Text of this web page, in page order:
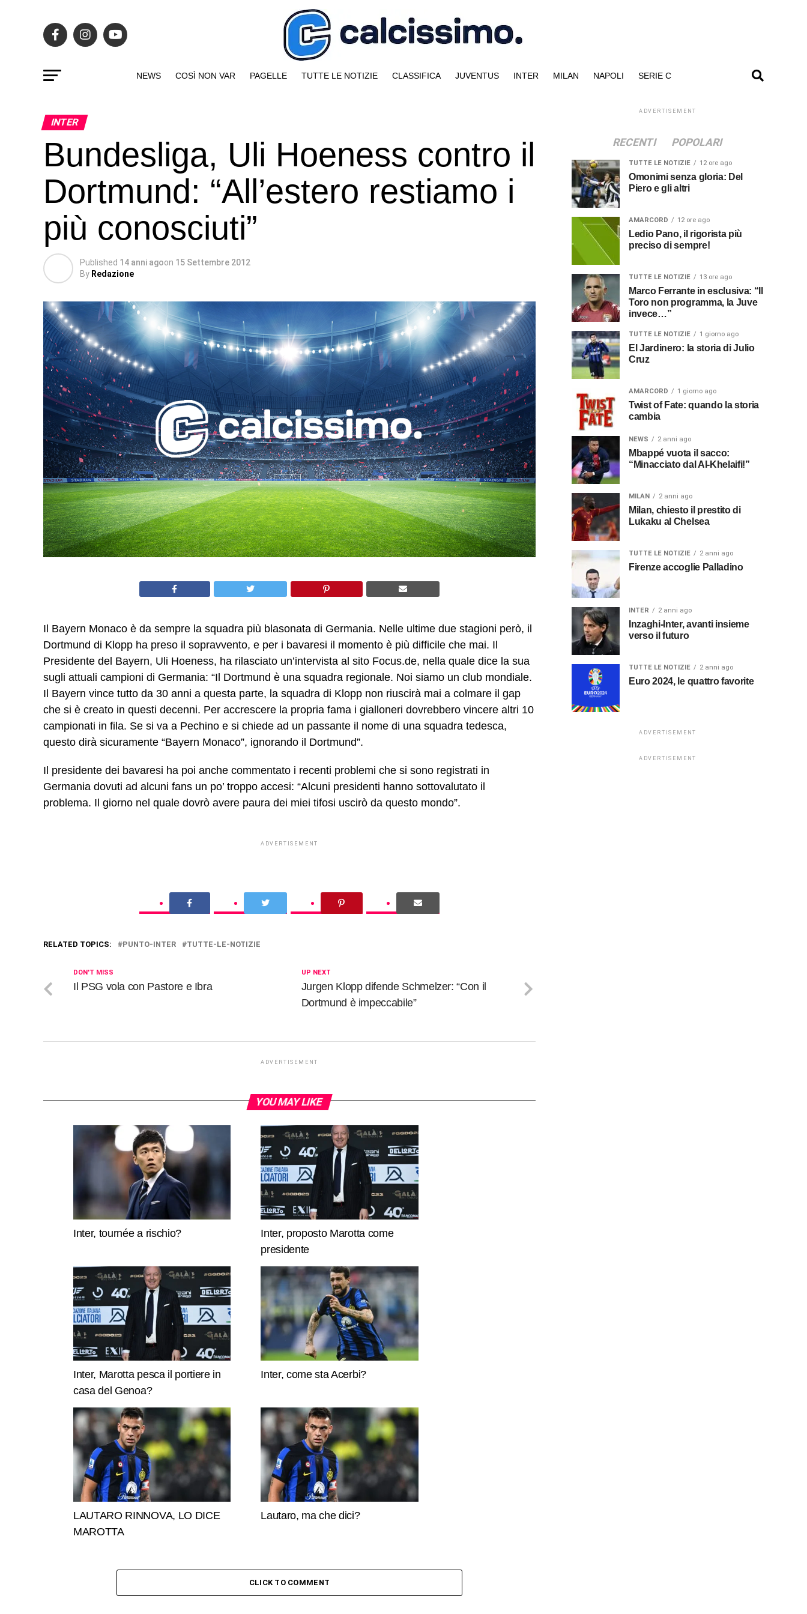
NEWS COSÌ NON VAR PAGELLE TUTTE LE NOTIZIE CLASSIFICA JUVENTUS INTER MILAN NAPOLI SERIE C
INTER
Bundesliga, Uli Hoeness contro il
Dortmund: “All’estero restiamo i
più conosciuti”
Published 14 anni agoon 15 Settembre 2012
By Redazione
Il Bayern Monaco è da sempre la squadra più blasonata di Germania. Nelle ultime due stagioni però, il
Dortmund di Klopp ha preso il sopravvento, e per i bavaresi il momento è più difficile che mai. Il
Presidente del Bayern, Uli Hoeness, ha rilasciato un’intervista al sito Focus.de, nella quale dice la sua
sugli attuali campioni di Germania: “Il Dortmund è una squadra regionale. Noi siamo un club mondiale.
Il Bayern vince tutto da 30 anni a questa parte, la squadra di Klopp non riuscirà mai a colmare il gap
che si è creato in questi decenni. Per accrescere la propria fama i gialloneri dovrebbero vincere altri 10
campionati in fila. Se si va a Pechino e si chiede ad un passante il nome di una squadra tedesca,
questo dirà sicuramente “Bayern Monaco”, ignorando il Dortmund”.
Il presidente dei bavaresi ha poi anche commentato i recenti problemi che si sono registrati in
Germania dovuti ad alcuni fans un po’ troppo accesi: “Alcuni presidenti hanno sottovalutato il
problema. Il giorno nel quale dovrò avere paura dei miei tifosi uscirò da questo mondo”.
ADVERTISEMENT
RELATED TOPICS: PUNTO-INTER TUTTE-LE-NOTIZIE
UP NEXT
Jurgen Klopp difende Schmelzer: “Con il
Dortmund è impeccabile”
DON'T MISS
Il PSG vola con Pastore e Ibra
ADVERTISEMENT
YOU MAY LIKE
Inter, tournée a rischio?
Inter, proposto Marotta come
presidente
Inter, Marotta pesca il portiere in
casa del Genoa?
Inter, come sta Acerbi?
LAUTARO RINNOVA, LO DICE
MAROTTA
Lautaro, ma che dici?
CLICK TO COMMENT
ADVERTISEMENT
RECENTI POPOLARI
TUTTE LE NOTIZIE 12 ore ago
Omonimi senza gloria: Del
Piero e gli altri
AMARCORD 12 ore ago
Ledio Pano, il rigorista più
preciso di sempre!
TUTTE LE NOTIZIE 13 ore ago
Marco Ferrante in esclusiva: “Il
Toro non programma, la Juve
invece…”
TUTTE LE NOTIZIE 1 giorno ago
El Jardinero: la storia di Julio
Cruz
AMARCORD 1 giorno ago
Twist of Fate: quando la storia
cambia
NEWS 2 anni ago
Mbappé vuota il sacco:
“Minacciato dal Al-Khelaifi!”
MILAN 2 anni ago
Milan, chiesto il prestito di
Lukaku al Chelsea
TUTTE LE NOTIZIE 2 anni ago
Firenze accoglie Palladino
INTER 2 anni ago
Inzaghi-Inter, avanti insieme
verso il futuro
TUTTE LE NOTIZIE 2 anni ago
Euro 2024, le quattro favorite
ADVERTISEMENT
ADVERTISEMENT